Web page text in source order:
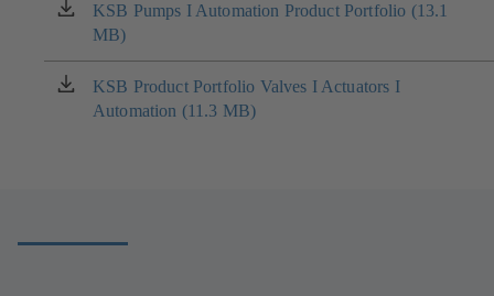
KSB Pumps I Automation Product Portfolio (13.1
MB)
（在
新
标
签
页
KSB Product Portfolio Valves I Actuators I
Automation (11.3 MB)
（在
新